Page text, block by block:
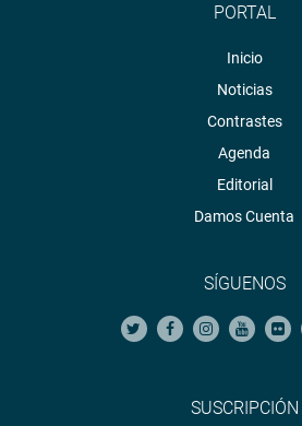
PORTAL
Inicio
Noticias
Contrastes
Agenda
Editorial
Damos Cuenta
SÍGUENOS
SUSCRIPCIÓN